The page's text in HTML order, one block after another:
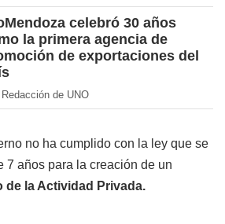
celebró 30 años
la primera agencia de
de exportaciones del
de UNO
no ha cumplido con la ley que se
7 años para la creación de un
la Actividad Privada.